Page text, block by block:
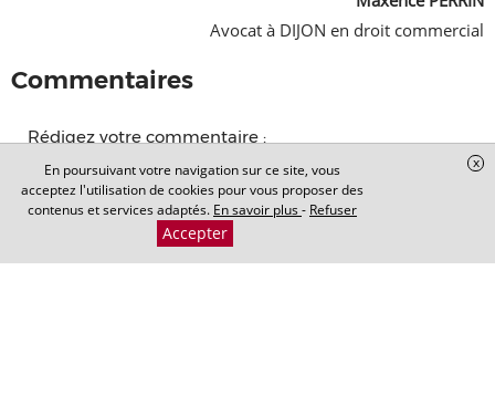
Avocat à DIJON en droit commercial
Commentaires
Rédigez votre commentaire :
En poursuivant votre navigation sur ce site, vous
acceptez l'utilisation de cookies pour vous proposer des
contenus et services adaptés. En savoir plus- Refuser
Accepter
x